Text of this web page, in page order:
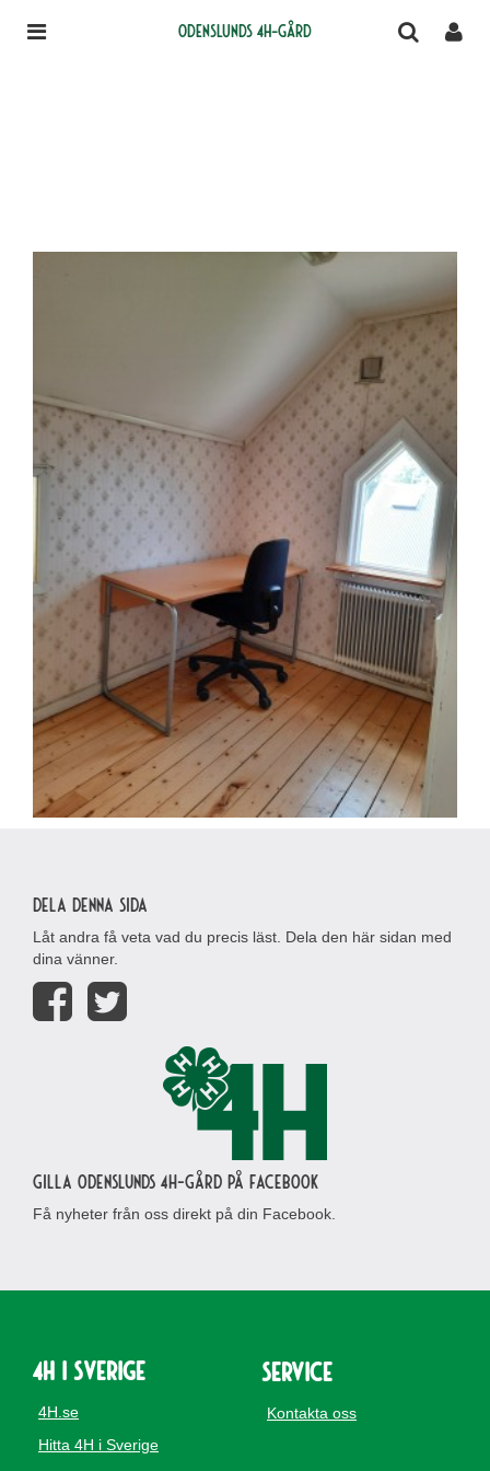
Odenslunds 4H-gård
Dela denna sida
Låt andra få veta vad du precis läst. Dela den här sidan med
dina vänner.
Gilla Odenslunds 4H-gård på Facebook
Få nyheter från oss direkt på din Facebook.
4H i Sverige
4H.se
Hitta 4H i Sverige
Service
Kontakta oss